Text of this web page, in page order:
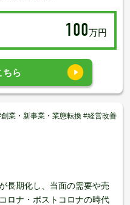
100万円
ちら
業・新事業・業態転換 #経営改善
長期化し、当面の需要や売
ロナ・ポストコロナの時代